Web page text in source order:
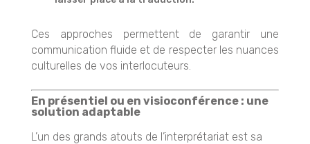
Ces approches permettent de garantir une
communication fluide et de respecter les nuances
culturelles de vos interlocuteurs.
En présentiel ou en visioconférence : une
solution adaptable
L’un des grands atouts de l’interprétariat est sa